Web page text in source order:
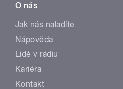
O nás
Jak nás naladíte
Nápověda
Lidé v rádiu
Kariéra
Kontakt